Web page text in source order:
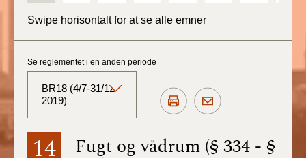
Swipe horisontalt for at se alle emner
14 Fugt og vådrum (§ 334 - §
Se reglementet i en anden periode
BR18 (4/7-31/12
2019)
BR18 (Aktuelt)